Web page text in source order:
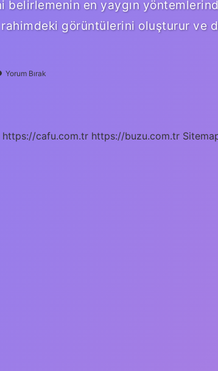
belirlemenin en yaygın
görüntülerini oluşturur ve
Yorum Bırak
https://cafu.com.tr https://buzu.com.tr